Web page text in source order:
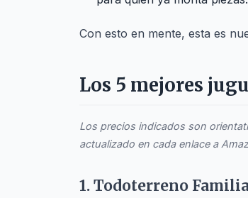
Con esto en mente, esta es
Los 5 mejores
Los precios indicados son
actualizado en cada enlace a
1. Todoterreno